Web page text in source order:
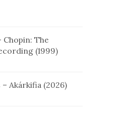
The
(1999)
Akárkifia (2026)